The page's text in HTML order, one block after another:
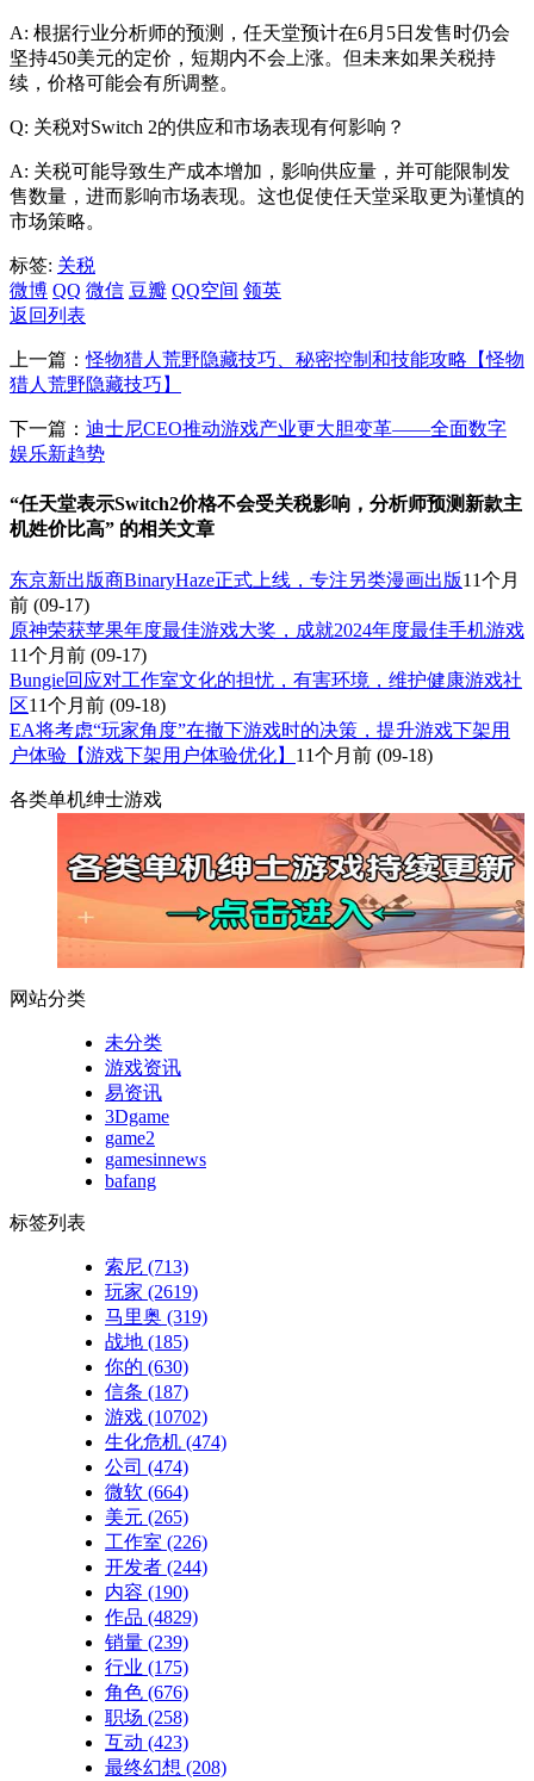
A: 根据行业分析师的预测，任天堂预计在6月5日发售时仍会
坚持450美元的定价，短期内不会上涨。但未来如果关税持
续，价格可能会有所调整。
Q: 关税对Switch 2的供应和市场表现有何影响？
A: 关税可能导致生产成本增加，影响供应量，并可能限制发
售数量，进而影响市场表现。这也促使任天堂采取更为谨慎的
市场策略。
标签: 关税
微博 QQ 微信 豆瓣 QQ空间 领英
返回列表
上一篇：怪物猎人荒野隐藏技巧、秘密控制和技能攻略【怪物
猎人荒野隐藏技巧】
下一篇： 迪士尼CEO推动游戏产业更大胆变革——全面数字
娱乐新趋势
“任天堂表示Switch2价格不会受关税影响，分析师预测新款主
机姓价比高” 的相关文章
东京新出版商BinaryHaze正式上线，专注另类漫画出版11个月
前 (09-17)
原神荣获苹果年度最佳游戏大奖，成就2024年度最佳手机游戏
11个月前 (09-17)
Bungie回应对工作室文化的担忧，有害环境，维护健康游戏社
区11个月前 (09-18)
EA将考虑“玩家角度”在撤下游戏时的决策，提升游戏下架用
户体验【游戏下架用户体验优化】 11个月前 (09-18)
各类单机绅士游戏
网站分类
未分类
游戏资讯
易资讯
3Dgame
game2
gamesinnews
bafang
标签列表
索尼 (713)
玩家 (2619)
马里奥 (319)
战地 (185)
你的 (630)
信条 (187)
游戏 (10702)
生化危机 (474)
公司 (474)
微软 (664)
美元 (265)
工作室 (226)
开发者 (244)
内容 (190)
作品 (4829)
销量 (239)
行业 (175)
角色 (676)
职场 (258)
互动 (423)
最终幻想 (208)